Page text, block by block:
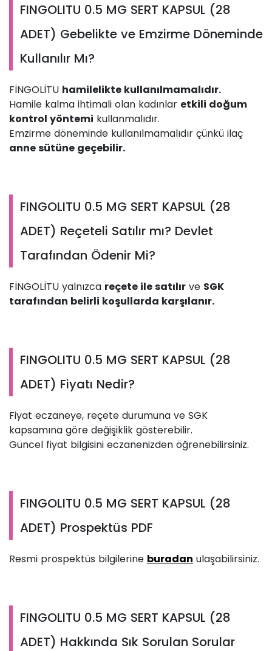
FINGOLITU 0.5 MG SERT KAPSUL (28
ADET) Gebelikte ve Emzirme Döneminde
Kullanılır Mı?
FİNGOLİTU hamilelikte kullanılmamalıdır.
Hamile kalma ihtimali olan kadınlar etkili doğum
kontrol yöntemi kullanmalıdır.
Emzirme döneminde kullanılmamalıdır çünkü ilaç
anne sütüne geçebilir.
FINGOLITU 0.5 MG SERT KAPSUL (28
ADET) Reçeteli Satılır mı? Devlet
Tarafından Ödenir Mi?
FİNGOLİTU yalnızca reçete ile satılır ve SGK
tarafından belirli koşullarda karşılanır.
FINGOLITU 0.5 MG SERT KAPSUL (28
ADET) Fiyatı Nedir?
Fiyat eczaneye, reçete durumuna ve SGK
kapsamına göre değişiklik gösterebilir.
Güncel fiyat bilgisini eczanenizden öğrenebilirsiniz.
FINGOLITU 0.5 MG SERT KAPSUL (28
ADET) Prospektüs PDF
Resmi prospektüs bilgilerine buradan ulaşabilirsiniz.
FINGOLITU 0.5 MG SERT KAPSUL (28
ADET) Hakkında Sık Sorulan Sorular